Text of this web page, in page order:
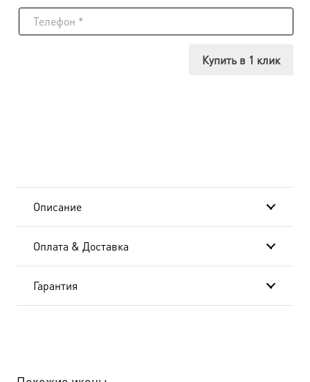
Мария
Купить в 1 клик
Описание
Оплата & Доставка
Гарантия